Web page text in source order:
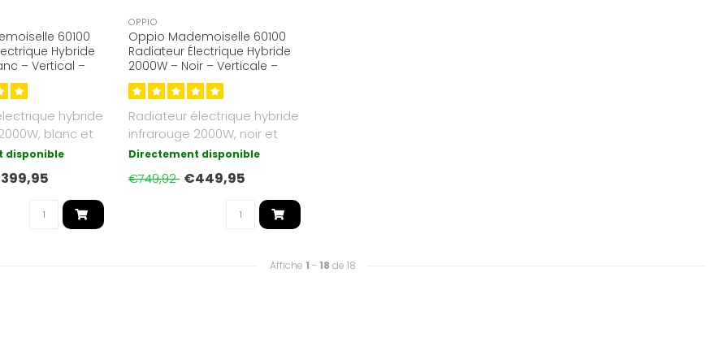
60100
Hybride
– Vertical –
Convection
hybride
blanc et
fonction..
disponible
OPPIO
Oppio Mademoiselle 60100
Radiateur Électrique Hybride
2000W – Noir – Verticale –
Infrarouge & Convection
Radiateur électrique hybride
infrarouge 2000W, noir et
vertical, avec fonction ..
Directement disponible
€749,92 €449,95
Affiche 1 - 18 de 18